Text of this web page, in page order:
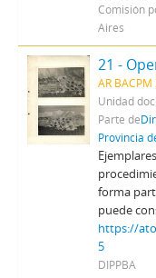
Comisión
Aires
21 -
AR
Unidad
Parte de
Provincia
forma
puede
https://
5
DIPPBA